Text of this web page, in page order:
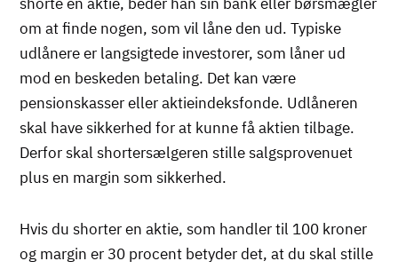
om at finde nogen, som vil låne den ud. Typiske
udlånere er langsigtede investorer, som låner ud
mod en beskeden betaling. Det kan være
pensionskasser eller aktieindeksfonde. Udlåneren
skal have sikkerhed for at kunne få aktien tilbage.
Derfor skal shortersælgeren stille salgsprovenuet
plus en margin som sikkerhed.
Hvis du shorter en aktie, som handler til 100 kroner
og margin er 30 procent betyder det, at du skal stille